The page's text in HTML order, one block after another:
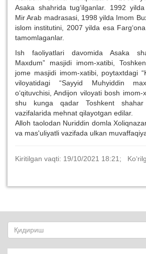
Asaka shahrida tug‘ilganlar. 1992
Mir Arab madrasasi, 1998 yilda Imom
islom institutini, 2007 yilda esa
tamomlaganlar.
Ish faoliyatlari davomida Asaka
Maxdum” masjidi imom-xatibi,
jome masjidi imom-xatibi, poytaxtdagi
viloyatidagi “Sayyid Muhyiddin
o‘qituvchisi, Andijon viloyati bosh
shu kunga qadar Toshkent
vazifalarida mehnat qilayotgan edilar.
Alloh taolodan Nuriddin domla
va mas'uliyatli vazifada ulkan
Kiritilgan vaqti: 19/10/2021 18:21;